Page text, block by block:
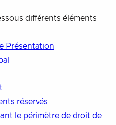
différents éléments
Présentation
réservés
le périmètre de droit de